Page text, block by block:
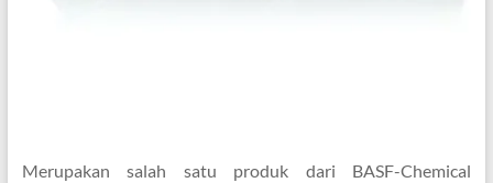
Merupakan salah satu produk dari BASF-Chemical